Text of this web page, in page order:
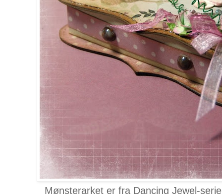
Mønsterarket er fra Dancing Jewel-